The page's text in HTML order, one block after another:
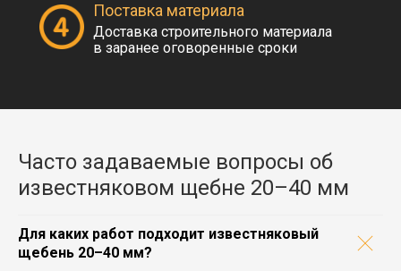
Поставка материала
Доставка строительного материала
в заранее оговоренные сроки
Часто задаваемые вопросы об
известняковом щебне 20–40 мм
Для каких работ подходит известняковый
щебень 20–40 мм?